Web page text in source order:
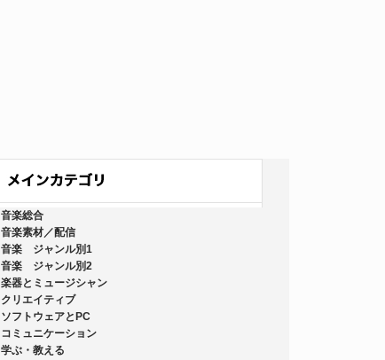
音楽総合
音楽素材／配信
音楽 ジャンル別1
音楽 ジャンル別2
楽器とミュージシャン
クリエイティブ
ソフトウェアとPC
コミュニケーション
学ぶ・教える